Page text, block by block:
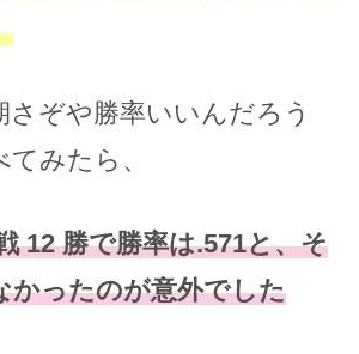
さぞや勝率いいんだろう
みたら、
12 勝で勝率は.571と、そ
かったのが意外でした